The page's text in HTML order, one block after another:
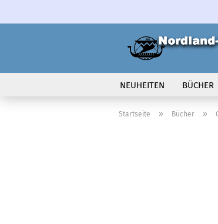
NEUHEITEN BÜCHER
VOLK IN BEWEGUNG
Startseite » Bücher »